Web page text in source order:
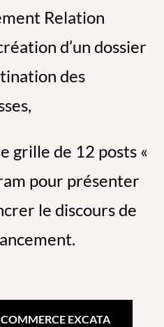
Relation
d’un dossier
des
grille de 12 posts «
pour présenter
le discours de
EXCATA